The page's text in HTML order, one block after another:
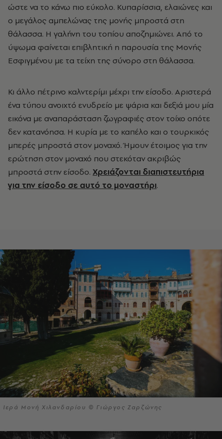
ώστε να το κάνω πιο εύκολο. Κυπαρίσσια, ελαιώνες και
ο μεγάλος αμπελώνας της μονής μπροστά στη
θάλασσα. Η γαλήνη του τοπίου αποζημιώνει. Από το
ύψωμα φαίνεται επιβλητική η παρουσία της Μονής
Εσφιγμένου με τα τείχη της σύνορο στη θάλασσα.
Κι άλλο πέτρινο καλντερίμι μέχρι την είσοδο. Αριστερά
ένα τύπου ανοιχτό ενυδρείο με ψάρια και δεξιά μου μία
εικόνα με αναπαράσταση ζωγραφιές στον τοίχο οπότε
δεν κατανόησα. Η κυρία με το καπέλο και ο τουρκικός
μπερές μπροστά στον μοναχό. Ήμουν έτοιμος για την
ερώτηση στον μοναχό που στεκόταν ακριβώς
μπροστά στην είσοδο. Χρειάζονται διαπιστευτήρια
για την είσοδο σε αυτό το μοναστήρι.
Ιερά Μονή Χιλανδαρίου © Γιώργος Ζαρζώνης